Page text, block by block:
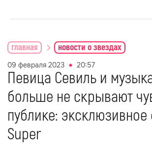
главная новости о звездах
09 февраля 2023 20:57
Певица Севиль и
больше не скрывают
публике: эксклюзивное
Super